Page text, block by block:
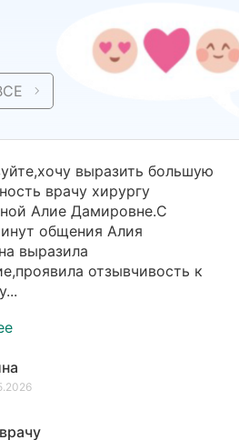
выразить большую
врачу хирургу
Алие Дамировне.С
общения Алия
выразила
отзывчивость к